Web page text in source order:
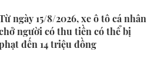
ngày 15/8/2026, xe ô tô cá nhân
người có thu tiền có thể bị
đến 14 triệu đồng